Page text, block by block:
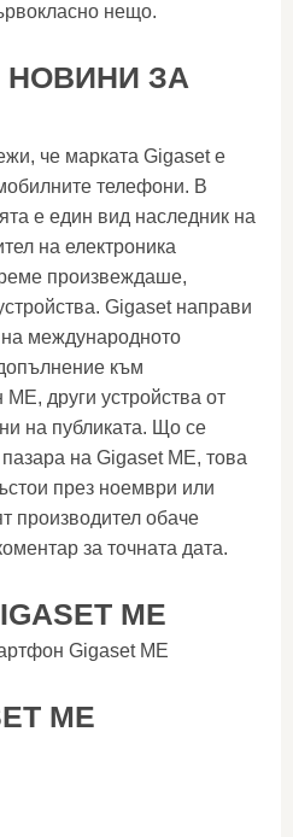
нещо.
НОВИНИ ЗА
че марката Gigaset е
телефони. В
е един вид наследник на
на електроника
произвеждаше,
Gigaset направи
международното
към
други устройства от
на публиката. Що се
на Gigaset ME, това
през ноември или
производител обаче
за точната дата.
ME
Gigaset ME
ME